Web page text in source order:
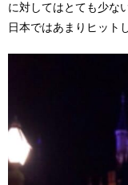
に対してはとても少な
日本ではあまりヒット